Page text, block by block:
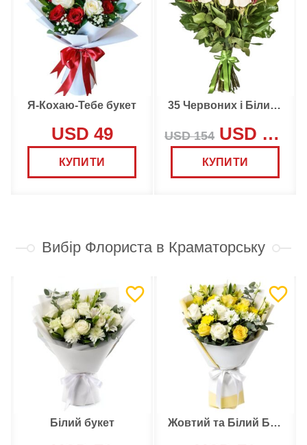
Я-Кохаю-Тебе букет
USD 49
КУПИТИ
35 Червоних і Білих Троянд
USD 154 USD 146
КУПИТИ
Вибір Флориста в Краматорську
Білий букет Жовтий та Білий Букет